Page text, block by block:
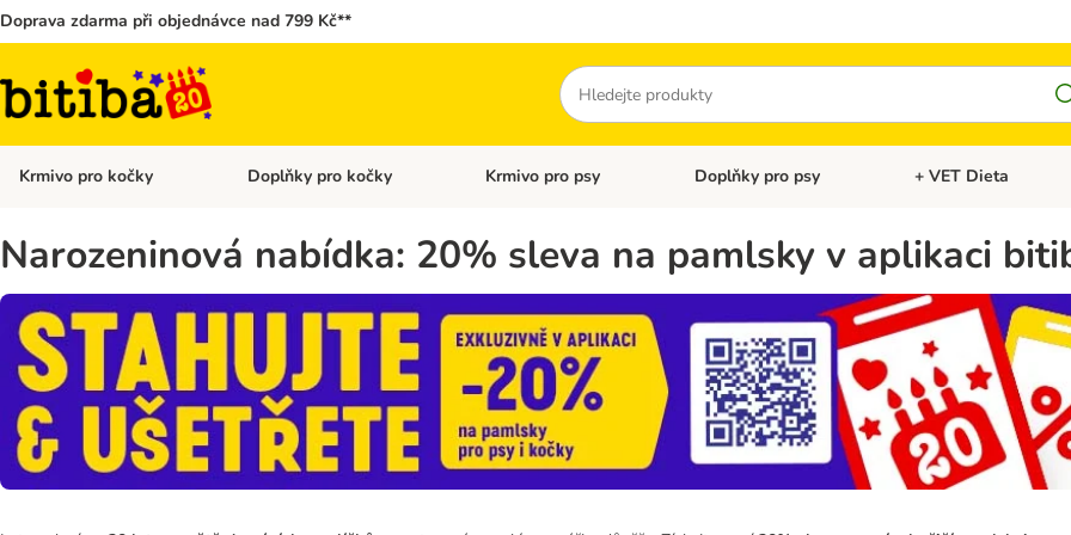
Doprava zdarma při objednávce nad 799 Kč**
Hledat
Krmivo pro kočky Otevřít menu: Krmivo pro kočky
Doplňky pro kočky Otevřít menu: Doplňky pro kočky
Krmivo pro psy Otevřít menu: Krmivo pro psy
Doplňky pro psy Otevřít menu: Doplňky
+ VET Dieta
Narozeninová nabídka: 20% sleva na pamlsky v aplikaci